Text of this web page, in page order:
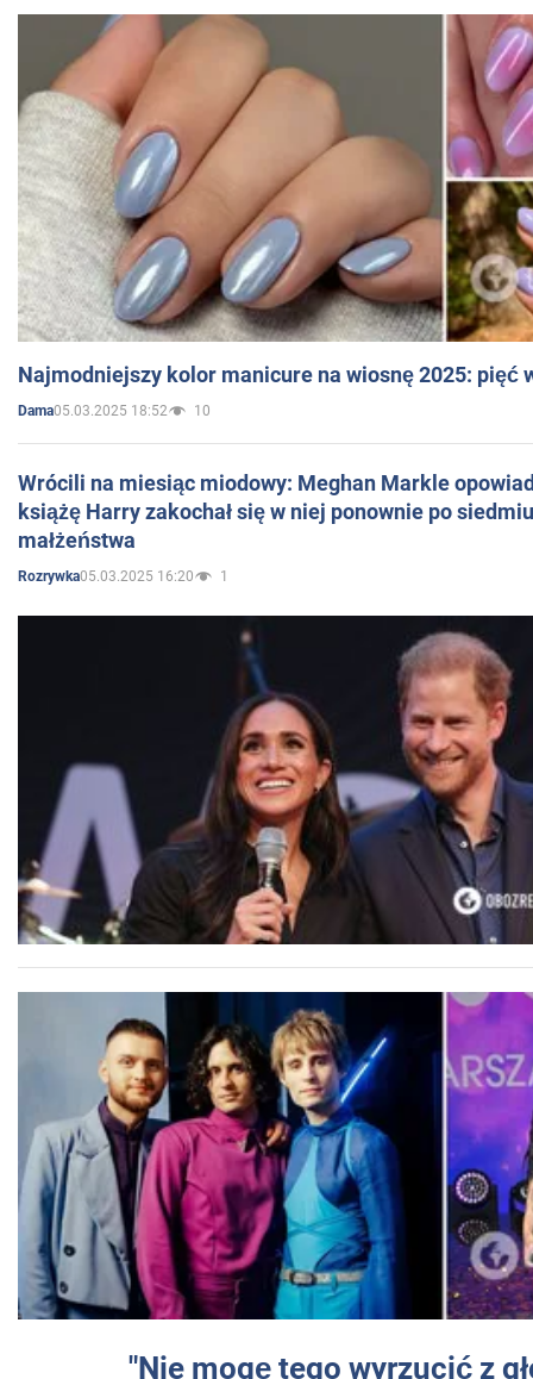
Najmodniejszy kolor manicure na wiosnę 2025: pięć
Dama05.03.2025 18:52 10
Wrócili na miesiąc miodowy: Meghan Markle
książę Harry zakochał się w niej ponownie po
małżeństwa
Rozrywka05.03.2025 16:20 1
"Nie mogę tego wyrzucić z